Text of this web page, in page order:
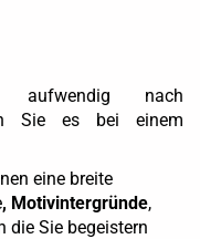
nach
Sie es bei einem
eine breite
, Motivintergründe,
die Sie begeistern